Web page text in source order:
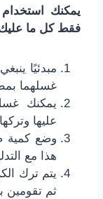
يمكنك
فقط كل ما عليك
مبدئيًا
غسلهما
يمكنك
عليها
وضع كمية
هذا مع
يتم ترك
ثم تقومين